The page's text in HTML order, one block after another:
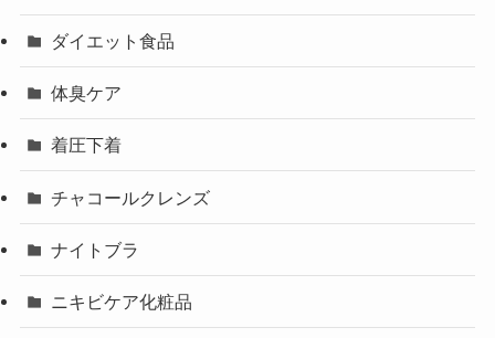
ダイエット食品
体臭ケア
着圧下着
チャコールクレンズ
ナイトブラ
ニキビケア化粧品